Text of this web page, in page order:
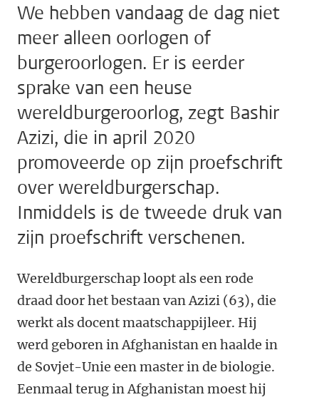
We hebben vandaag de dag niet
meer alleen oorlogen of
burgeroorlogen. Er is eerder
sprake van een heuse
wereldburgeroorlog, zegt Bashir
Azizi, die in april 2020
promoveerde op zijn proefschrift
over wereldburgerschap.
Inmiddels is de tweede druk van
zijn proefschrift verschenen.
Wereldburgerschap loopt als een rode
draad door het bestaan van Azizi (63), die
werkt als docent maatschappijleer. Hij
werd geboren in Afghanistan en haalde in
de Sovjet-Unie een master in de biologie.
Eenmaal terug in Afghanistan moest hij